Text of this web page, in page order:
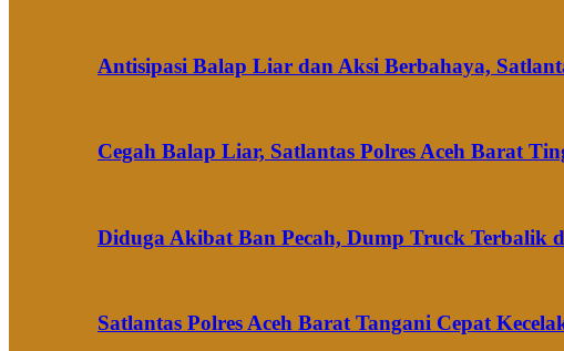
Antisipasi Balap Liar dan Aksi Berbahaya,
Cegah Balap Liar, Satlantas Polres Aceh Barat
Diduga Akibat Ban Pecah, Dump Truck Terbalik
Satlantas Polres Aceh Barat Tangani Cepat